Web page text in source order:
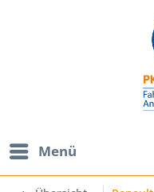
Menü